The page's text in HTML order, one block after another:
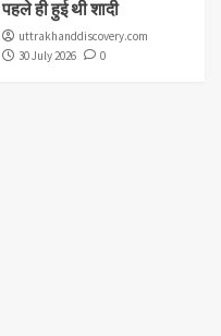
पहले ही हुई थी शादी
uttrakhanddiscovery.com
30 July 2026
0